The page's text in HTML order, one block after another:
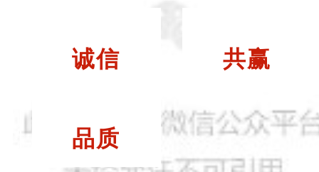
诚信 共赢
品质